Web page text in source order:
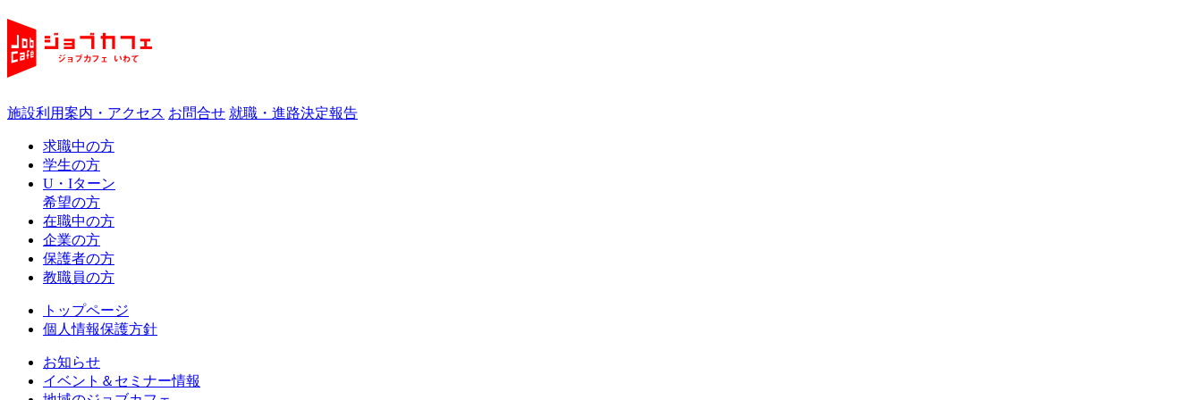
施設利用案内・アクセス お問合せ 就職・進路決定報告
求職中の方
学生の方
U・Iターン
希望の方
在職中の方
企業の方
保護者の方
教職員の方
トップページ
個人情報保護方針
お知らせ
イベント＆セミナー情報